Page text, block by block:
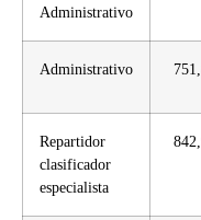
Administrativo
Administrativo
Repartidor
clasificador
especialista